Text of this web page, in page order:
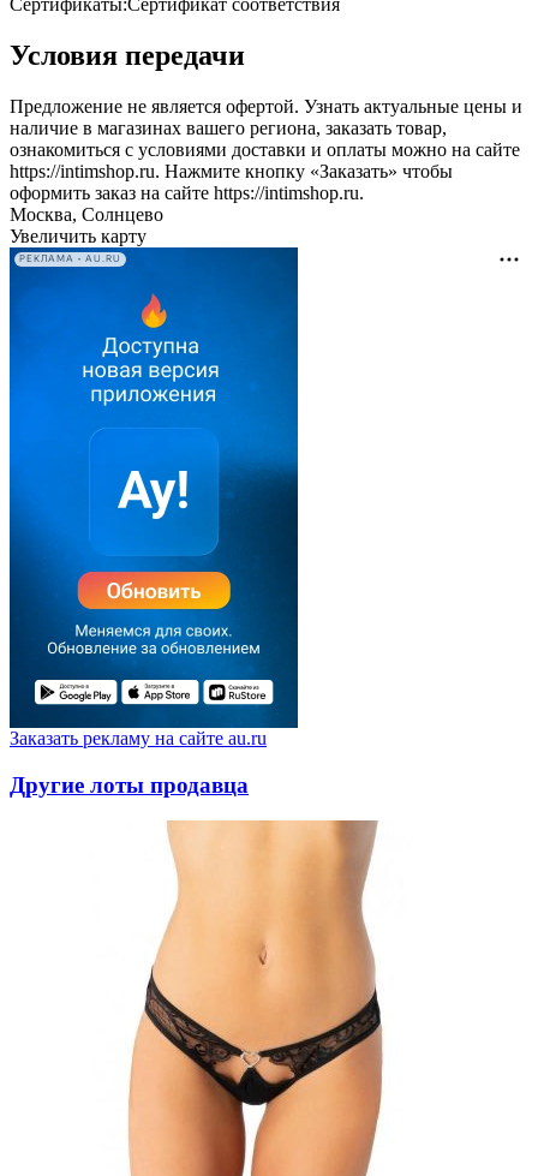
Сертификаты:Сертификат соответствия
Условия передачи
Предложение не является офертой. Узнать актуальные цены и
наличие в магазинах вашего региона, заказать товар,
ознакомиться с условиями доставки и оплаты можно на сайте
https://intimshop.ru. Нажмите кнопку «Заказать» чтобы
оформить заказ на сайте https://intimshop.ru.
Москва, Солнцево
Увеличить карту
РЕКЛАМА • AU.RU
Заказать рекламу на сайте au.ru
Другие лоты продавца